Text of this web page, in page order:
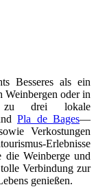
Besseres als ein
Weinbergen oder in
zu drei lokale
Pla de Bages—
Verkostungen
Erlebnisse
die Weinberge und
Verbindung zur
genießen.